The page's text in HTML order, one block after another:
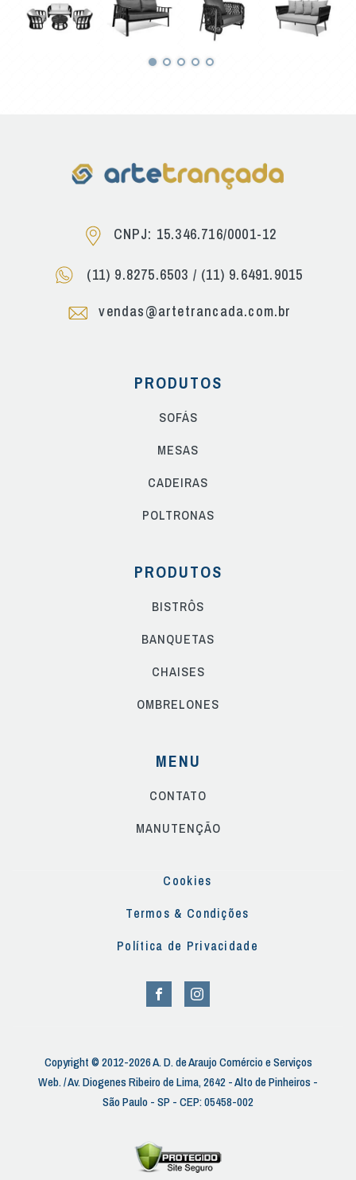
CNPJ: 15.346.716/0001-12
(11) 9.8275.6503 / (11) 9.6491.9015
vendas@artetrancada.com.br
PRODUTOS
SOFÁS
MESAS
CADEIRAS
POLTRONAS
PRODUTOS
BISTRÔS
BANQUETAS
CHAISES
OMBRELONES
MENU
CONTATO
MANUTENÇÃO
Cookies
Termos & Condições
Política de Privacidade
Copyright © 2012-2026 A. D. de Araujo Comércio e Serviços
Web. / Av. Diogenes Ribeiro de Lima, 2642 - Alto de Pinheiros -
São Paulo - SP - CEP: 05458-002